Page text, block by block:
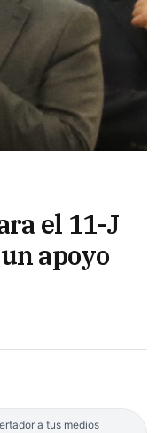
el 11-J
apoyo
a tus medios